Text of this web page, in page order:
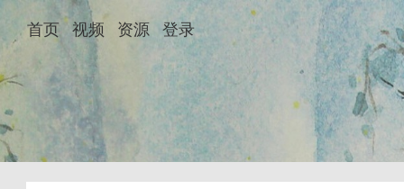
首页 视频 资源 登录